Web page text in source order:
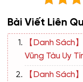
Bài Viết Liên
【Danh Sách
Vũng Tàu Uy
【Danh Sách